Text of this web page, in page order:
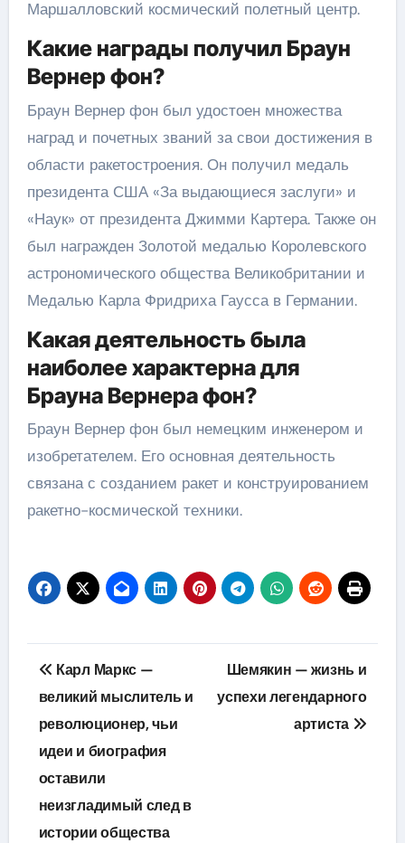
Маршалловский космический полетный центр.
Какие награды получил Браун
Вернер фон?
Браун Вернер фон был удостоен множества
наград и почетных званий за свои достижения в
области ракетостроения. Он получил медаль
президента США «За выдающиеся заслуги» и
«Наук» от президента Джимми Картера. Также он
был награжден Золотой медалью Королевского
астрономического общества Великобритании и
Медалью Карла Фридриха Гаусса в Германии.
Какая деятельность была
наиболее характерна для
Брауна Вернера фон?
Браун Вернер фон был немецким инженером и
изобретателем. Его основная деятельность
связана с созданием ракет и конструированием
ракетно-космической техники.
Навигация
по
записям
Карл Маркс —
великий мыслитель и
революционер, чьи
идеи и биография
оставили
неизгладимый след в
истории общества
Шемякин — жизнь и
успехи легендарного
артиста